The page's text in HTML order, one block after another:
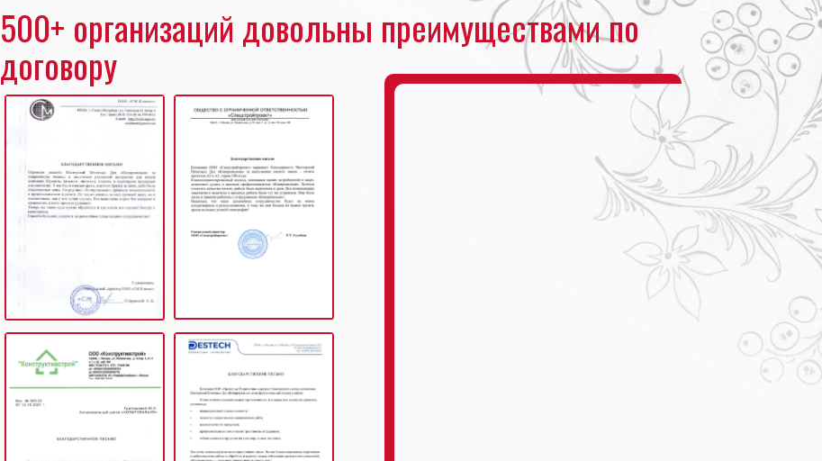
500+ организаций довольны преимуществами по
договору